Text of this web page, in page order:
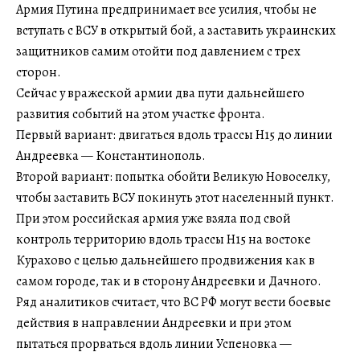
Армия Путина предпринимает все усилия, чтобы не
вступать с ВСУ в открытый бой, а заставить украинских
защитников самим отойти под давлением с трех
сторон.
Сейчас у вражеской армии два пути дальнейшего
развития событий на этом участке фронта.
Первый вариант: двигаться вдоль трассы Н15 до линии
Андреевка — Константинополь.
Второй вариант: попытка обойти Великую Новоселку,
чтобы заставить ВСУ покинуть этот населенный пункт.
При этом российская армия уже взяла под свой
контроль территорию вдоль трассы Н15 на востоке
Курахово с целью дальнейшего продвижения как в
самом городе, так и в сторону Андреевки и Дачного.
Ряд аналитиков считает, что ВС РФ могут вести боевые
действия в направлении Андреевки и при этом
пытаться прорваться вдоль линии Успеновка —